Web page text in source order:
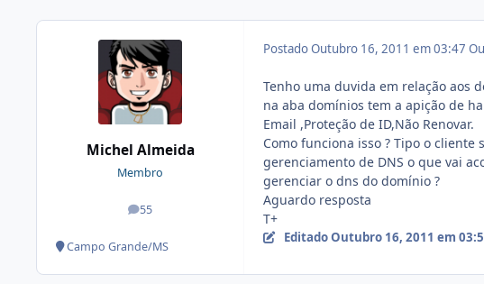
Michel Almeida
Membro
55
posts
Campo Grande/MS
PostadoOutubro 16, 2011 em 03:47
Tenho uma duvida em relação aos
na aba domínios tem a apição de
Email ,Proteção de ID,Não Renovar.
Como funciona isso ? Tipo o
gerenciamento de DNS o que vai
gerenciar o dns do domínio ?
Aguardo resposta
T+
EditadoOutubro 16, 2011 em